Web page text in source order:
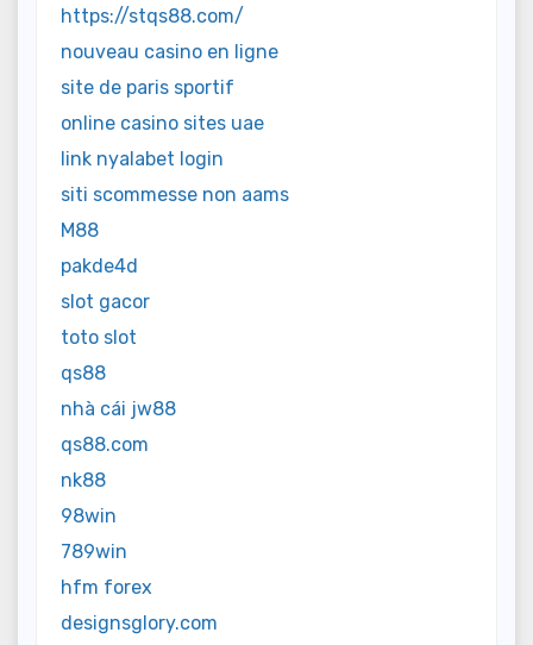
https://stqs88.com/
nouveau casino en ligne
site de paris sportif
online casino sites uae
link nyalabet login
siti scommesse non aams
M88
pakde4d
slot gacor
toto slot
qs88
nhà cái jw88
qs88.com
nk88
98win
789win
hfm forex
designsglory.com